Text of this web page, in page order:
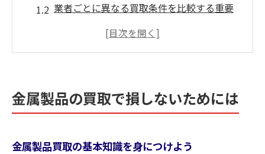
業者ごとに異なる買取条件を比較する重要
す
不要な金属を高く売るコツを伝授
金属製品の買取で損しないためには
金属製品買取の基本知識を身につけよう